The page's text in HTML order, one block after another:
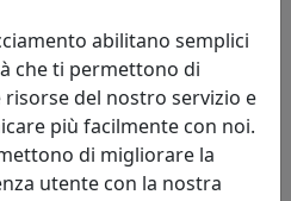
FOTO RITRATTO 13X18, OTTAVIANI
abilitano semplici
che ti permettono di
del nostro servizio e
più facilmente con noi.
di migliorare la
utente con la nostra